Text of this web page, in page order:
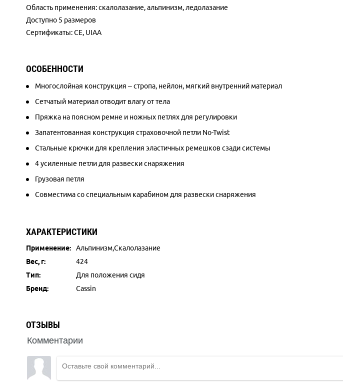
Область применения: скалолазание, альпинизм, ледолазание
Доступно 5 размеров
Сертификаты: CE, UIAA
ОСОБЕННОСТИ
Многослойная конструкция – стропа, нейлон, мягкий внутренний материал
Сетчатый материал отводит влагу от тела
Пряжка на поясном ремне и ножных петлях для регулировки
Запатентованная конструкция страховочной петли No-Twist
Стальные крючки для крепления эластичных ремешков сзади системы
4 усиленные петли для развески снаряжения
Грузовая петля
Совместима со специальным карабином для развески снаряжения
ХАРАКТЕРИСТИКИ
Применение:
Альпинизм,Скалолазание
Вес, г:
424
Тип:
Для положения сидя
Бренд:
Cassin
ОТЗЫВЫ
Комментарии